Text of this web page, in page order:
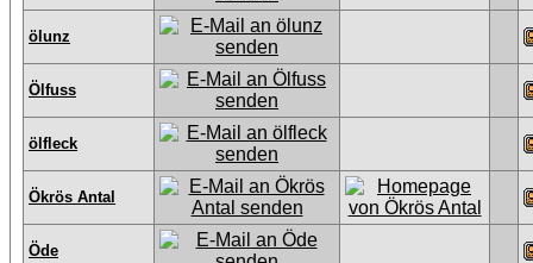
ölunz
Ölfuss
ölfleck
Ökrös Antal
Öde